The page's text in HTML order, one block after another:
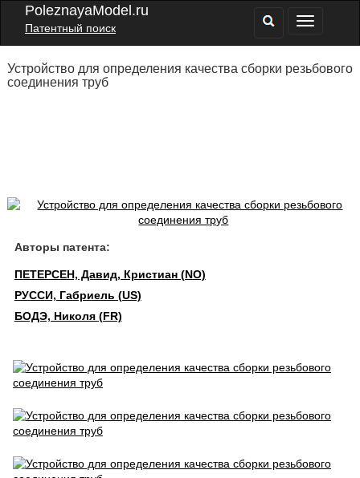
PoleznayaModel.ru
Патентный поиск
Устройство для определения качества сборки резьбового
соединения труб
Авторы патента:
ПЕТЕРСЕН, Давид, Кристиан (NO)
РУССИ, Габриель (US)
БОДЭ, Николя (FR)